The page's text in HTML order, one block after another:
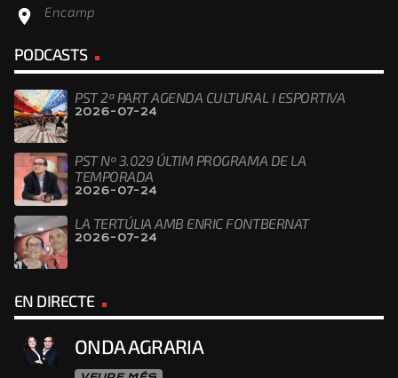
location_on Encamp
PODCASTS
PST 2ª PART AGENDA CULTURAL I ESPORTIVA
2026-07-24
PST Nº 3.029 ÚLTIM PROGRAMA DE LA
TEMPORADA
2026-07-24
LA TERTÚLIA AMB ENRIC FONTBERNAT
2026-07-24
EN DIRECTE
ONDA AGRARIA